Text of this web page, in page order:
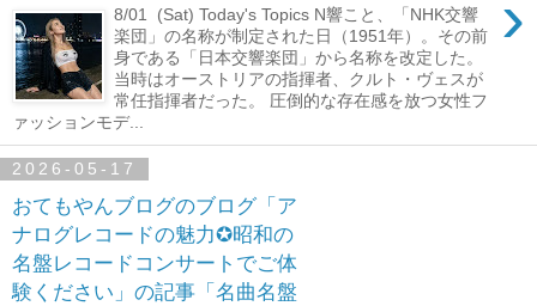
›
8/01 (Sat) Today's Topics N響こと、「NHK交響
楽団」の名称が制定された日（1951年）。その前
身である「日本交響楽団」から名称を改定した。
当時はオーストリアの指揮者、クルト・ヴェスが
常任指揮者だった。 圧倒的な存在感を放つ女性フ
ァッションモデ...
2026-05-17
おてもやんブログのブログ「ア
ナログレコードの魅力✪昭和の
名盤レコードコンサートでご体
験ください」の記事「名曲名盤